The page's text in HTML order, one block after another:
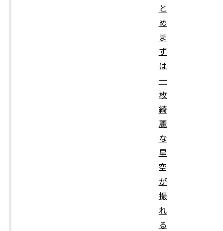
と
め
ま
ず
は
一
枚
綺
麗
な
星
空
が
撮
れ
る